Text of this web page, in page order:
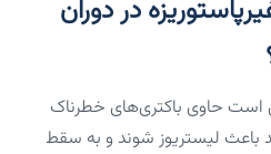
در دوران
است حاوی باکتری‌های خطرناک
باعث لیستریوز شوند و به سقط